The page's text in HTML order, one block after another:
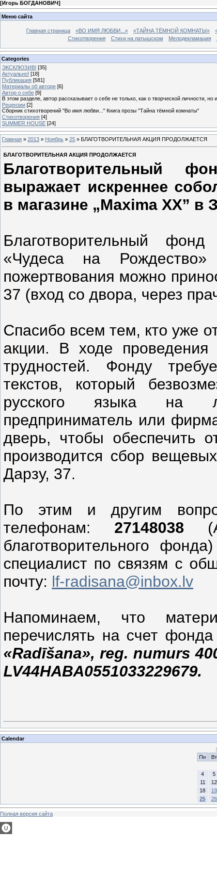
[Игорь БОГДАНОВИЧ]
Меню сайта
Главная страница «ВО ИМЯ ЛЮБВИ...» «ТАЙНА ТЁМНОЙ КОМНАТЫ»
Стихотворения
Стихи на латышском Мелодекламация
Categories
ЭКСКЛЮЗИВ! [35]
Актуально! [18]
Публикация [581]
Материалы об авторе [6]
Автор о себе [9]
В этом разделе, автор рассказывает о себе не только, как о творческой личности,
Рецензии [2]
Сборник стихотворений "Во имя любви..." Книга прозы "Тайна тёмной комнаты"
Стихотворения [4]
SUMMER HOUSE [24]
Главная » 2013 » Ноябрь » 25 » БЛАГОТВОРИТЕЛЬНАЯ АКЦИЯ ПРОДОЛЖАЕТСЯ
БЛАГОТВОРИТЕЛЬНАЯ АКЦИЯ ПРОДОЛЖАЕТСЯ
Благотворительный
выражает искреннее
в магазине „Maxima XX” в
Благотворительный
«Чудеса на
пожертвования можно
37 (вход со двора, через
Спасибо всем тем, кто уже
акции. В ходе
трудностей. Фонду
текстов, который
русского языка на
предприниматель или
дверь, чтобы обеспечить
производится сбор
Дарзу, 37.
По этим и другим
телефонам: 27148038
благотворительного
специалист по связям с
почту: lf-radisana@inbox.lv
Напоминаем, что
перечислять на счет
«Radīšana», reg. numurs
LV44HABA0551033229679.
Calendar
Пн
Вт
4
5
11
12
18
19
25
26
Полная версия сайта